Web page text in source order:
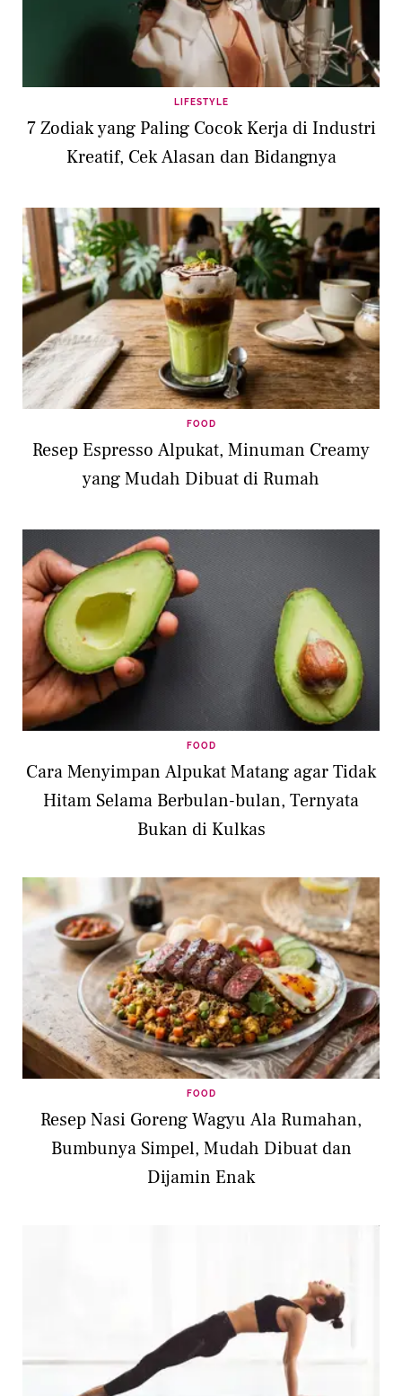
LIFESTYLE
7 Zodiak yang Paling Cocok Kerja di Industri
Kreatif, Cek Alasan dan Bidangnya
FOOD
Resep Espresso Alpukat, Minuman Creamy
yang Mudah Dibuat di Rumah
FOOD
Cara Menyimpan Alpukat Matang agar Tidak
Hitam Selama Berbulan-bulan, Ternyata
Bukan di Kulkas
FOOD
Resep Nasi Goreng Wagyu Ala Rumahan,
Bumbunya Simpel, Mudah Dibuat dan
Dijamin Enak